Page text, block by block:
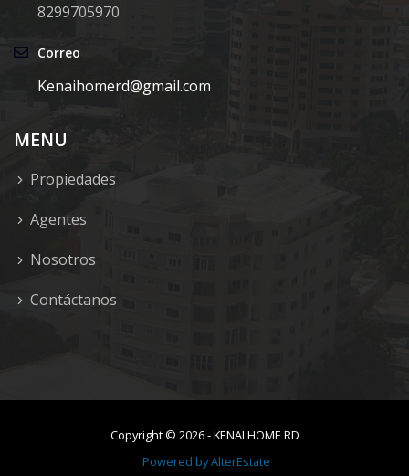
8299705970
Correo
Kenaihomerd@gmail.com
MENU
Propiedades
Agentes
Nosotros
Contáctanos
Copyright © 2026-KENAI HOME RD
Powered byAlterEstate